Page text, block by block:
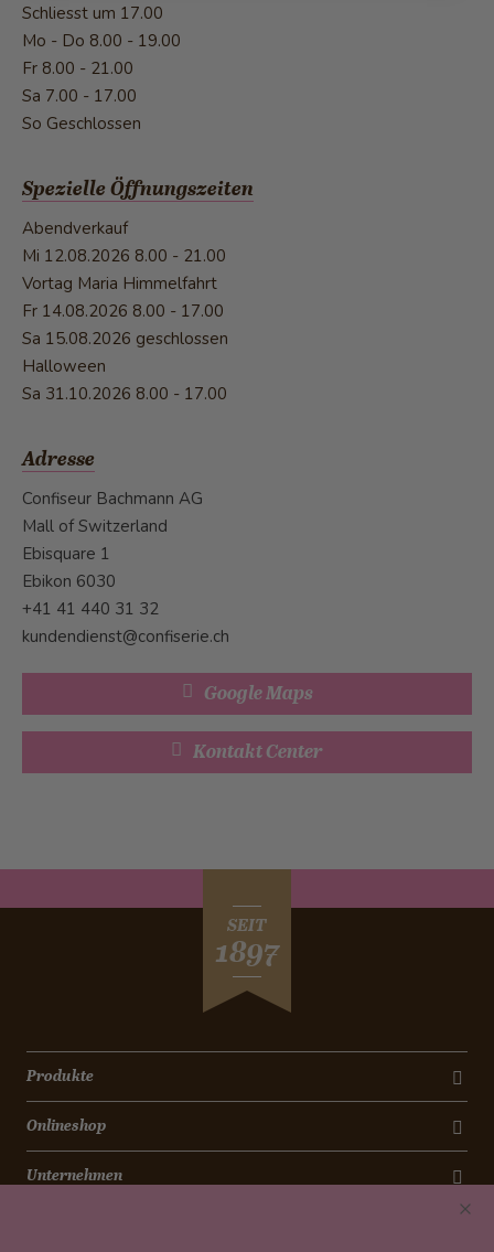
Schliesst um 17.00
Mo - Do 8.00 - 19.00
Fr 8.00 - 21.00
Sa 7.00 - 17.00
So Geschlossen
Spezielle Öffnungszeiten
Abendverkauf
Mi 12.08.2026 8.00 - 21.00
Vortag Maria Himmelfahrt
Fr 14.08.2026 8.00 - 17.00
Sa 15.08.2026 geschlossen
Halloween
Sa 31.10.2026 8.00 - 17.00
Adresse
Confiseur Bachmann AG
Mall of Switzerland
Ebisquare 1
Ebikon 6030
+41 41 440 31 32
kundendienst@confiserie.ch
Google Maps
Kontakt Center
SEIT
1897
Produkte
Onlineshop
Unternehmen